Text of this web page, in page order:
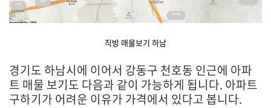
직방 매물보기 하남
경기도 하남시에 이어서 강동구 천호동 인근에 아파
트 매물 보기도 다음과 같이 가능하게 됩니다. 아파트
구하기가 어려운 이유가 가격에서 있다고 봅니다.